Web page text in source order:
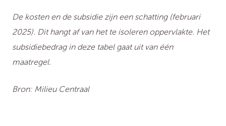
De kosten en de subsidie zijn een schatting (februari
2025). Dit hangt af van het te isoleren oppervlakte. Het
subsidiebedrag in deze tabel gaat uit van één
maatregel.
Bron: Milieu Centraal